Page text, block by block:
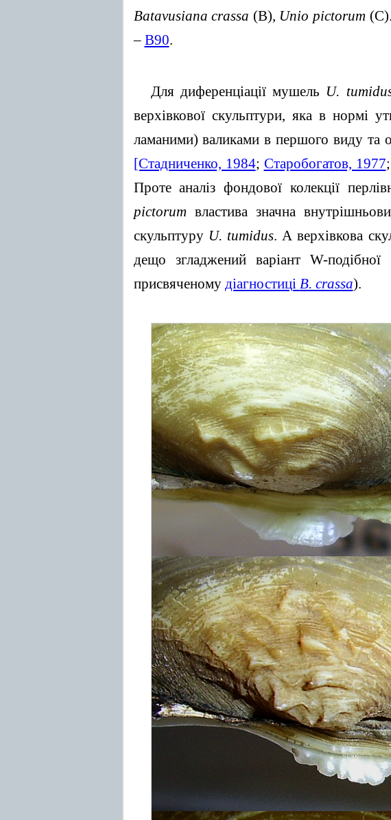
Batavusiana crassa (B), Unio pictorum
– B90.
Для диференціації мушель U.
верхівкової скульптури, яка в нормі
ламаними) валиками в першого виду та
[Стадниченко, 1984; Старобогатов, 1977;
Проте аналіз фондової колекції
pictorum властива значна
скульптуру U. tumidus. А верхівкова
дещо згладжений варіант W-подібної
присвяченому діагностиці B. crassa).